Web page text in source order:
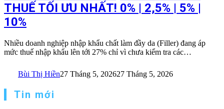
THUẾ TỐI ƯU NHẤT! 0% | 2,5% | 5% |
10%
Nhiều doanh nghiệp nhập khẩu chất làm đầy da (Filler) đang áp
mức thuế nhập khẩu lên tới 27% chỉ vì chưa kiểm tra các…
Bùi Thị Hiền27 Tháng 5, 202627 Tháng 5, 2026
Tin mới